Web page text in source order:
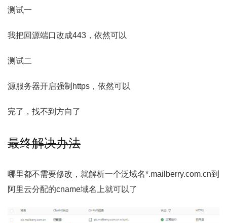
测试一
我把回源端口改成443，依然可以
测试二
源服务器开启强制https，依然可以
完了，找不到方向了
最终解决办法
哪里都不需要修改，就解析一个泛域名*.mailberry.com.cn到
阿里云分配的cname域名上就可以了